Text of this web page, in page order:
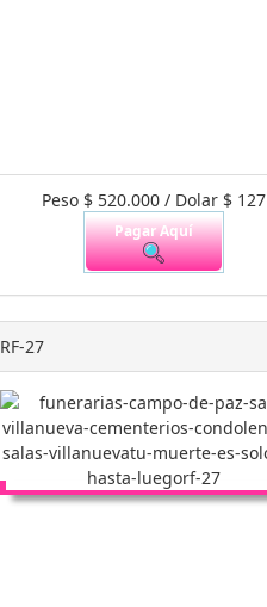
Peso $ 520.000 / Dolar $ 127
Pagar Aquí
RF-27